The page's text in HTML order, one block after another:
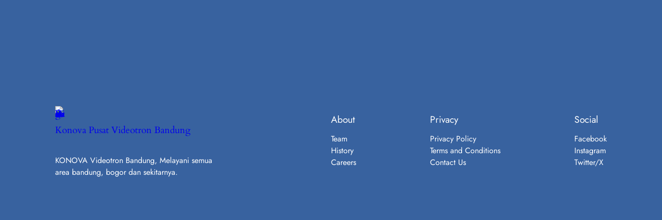
Konova Pusat Videotron Bandung
KONOVA Videotron Bandung, Melayani semua
area bandung, bogor dan sekitarnya.
About
Team
History
Careers
Privacy
Privacy Policy
Terms and Conditions
Contact Us
Social
Facebook
Instagram
Twitter/X